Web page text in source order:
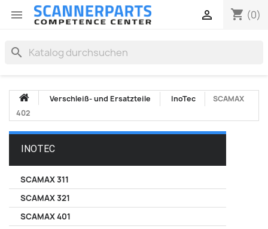
 shopping_cart (0)

search
Verschleiß- und Ersatzteile InoTec
SCAMAX
402
INOTEC
SCAMAX 311
SCAMAX 321
SCAMAX 401